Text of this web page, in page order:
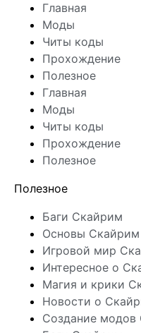
Главная
Моды
Читы коды
Прохождение
Полезное
Главная
Моды
Читы коды
Прохождение
Полезное
Полезное
Баги Скайрим
Основы Скайрим
Игровой мир
Интересное о
Магия и крики
Новости о
Создание модов